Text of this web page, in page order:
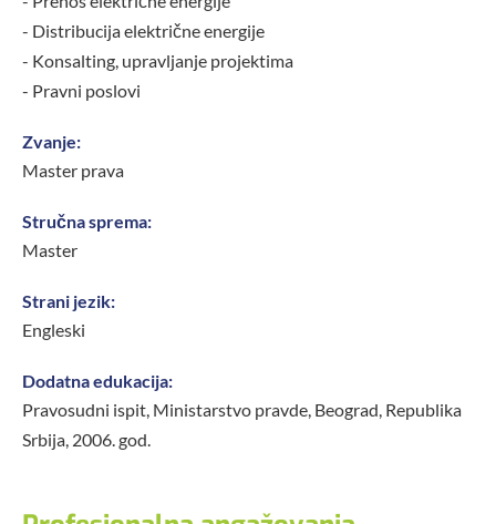
- Distribucija električne energije
- Konsalting, upravljanje projektima
- Pravni poslovi
Zvanje:
Master prava
Stručna sprema:
Master
Strani jezik:
Engleski
Dodatna edukacija:
Pravosudni ispit, Ministarstvo pravde, Beograd, Republika
Srbija, 2006. god.